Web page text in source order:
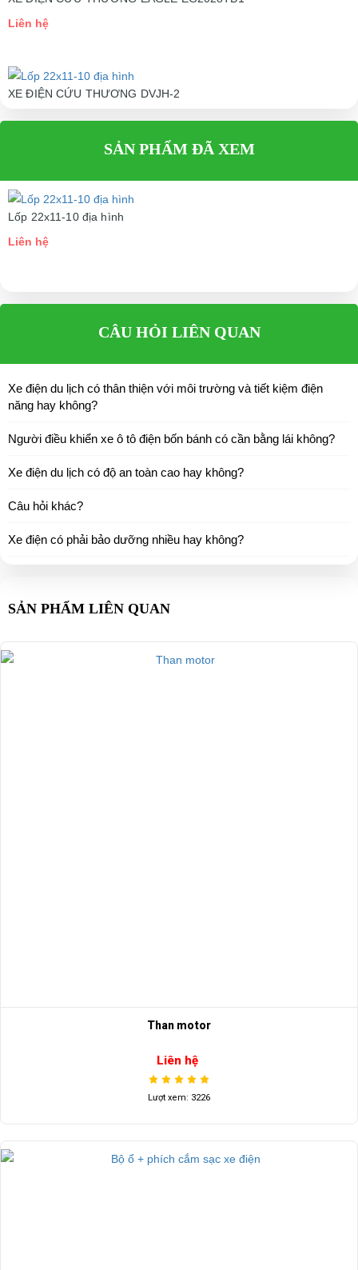
Liên hệ
XE ĐIỆN CỨU THƯƠNG DVJH-2
Liên hệ
SẢN PHẨM ĐÃ XEM
Lốp 22x11-10 địa hình
Liên hệ
CÂU HỎI LIÊN QUAN
Xe điện du lịch có thân thiện với môi trường và tiết kiệm điện
năng hay không?
Người điều khiển xe ô tô điện bốn bánh có cần bằng lái không?
Xe điện du lịch có độ an toàn cao hay không?
Câu hỏi khác?
Xe điện có phải bảo dưỡng nhiều hay không?
SẢN PHẨM LIÊN QUAN
Than motor
Liên hệ
Lượt xem: 3226